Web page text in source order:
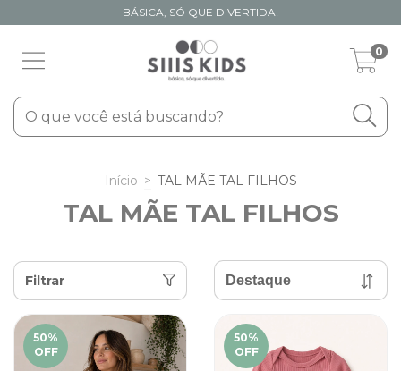
BÁSICA, SÓ QUE DIVERTIDA!
0
Início > TAL MÃE TAL FILHOS
TAL MÃE TAL FILHOS
Filtrar
50%
OFF
50%
OFF